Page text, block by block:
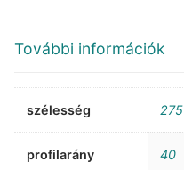
További információk
szélesség 275
profilarány 40